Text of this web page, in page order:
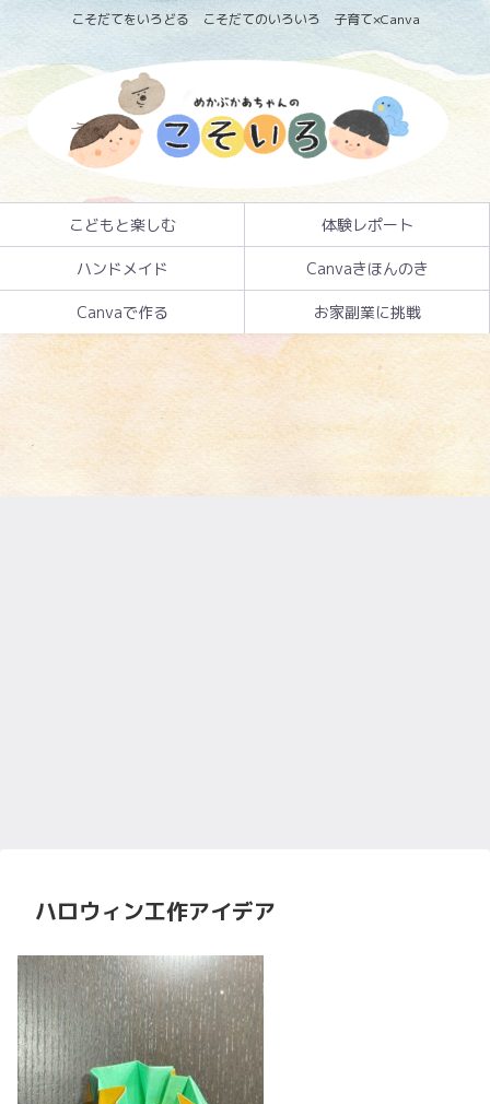
こそだてをいろどる こそだてのいろいろ 子育て×Canva
こどもと楽しむ 体験レポート
ハンドメイド Canvaきほんのき
Canvaで作る お家副業に挑戦
ハロウィン工作アイデア